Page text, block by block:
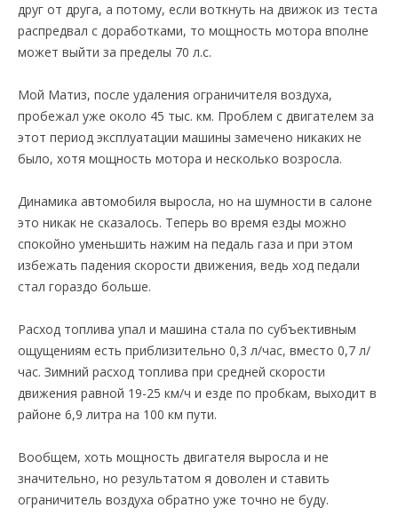
друг от друга, а потому, если воткнуть на движок из теста
распредвал с доработками, то мощность мотора вполне
может выйти за пределы 70 л.с.
Мой Матиз, после удаления ограничителя воздуха,
пробежал уже около 45 тыс. км. Проблем с двигателем за
этот период эксплуатации машины замечено никаких не
было, хотя мощность мотора и несколько возросла.
Динамика автомобиля выросла, но на шумности в салоне
это никак не сказалось. Теперь во время езды можно
спокойно уменьшить нажим на педаль газа и при этом
избежать падения скорости движения, ведь ход педали
стал гораздо больше.
Расход топлива упал и машина стала по субъективным
ощущениям есть приблизительно 0,3 л/час, вместо 0,7 л/
час. Зимний расход топлива при средней скорости
движения равной 19-25 км/ч и езде по пробкам, выходит в
районе 6,9 литра на 100 км пути.
Вообщем, хоть мощность двигателя выросла и не
значительно, но результатом я доволен и ставить
ограничитель воздуха обратно уже точно не буду.